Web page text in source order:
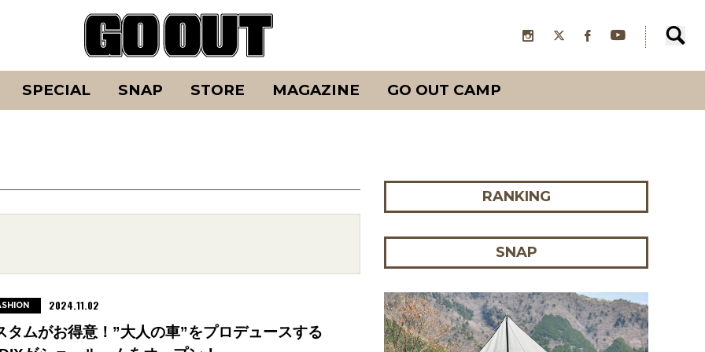
SPECIAL SNAP STORE MAGAZINE GO OUT CAMP
タムがお得意！”大人の車”をプロデュースする
2024.11.02
RANKING
SNAP